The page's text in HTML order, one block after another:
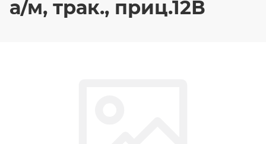
а/м, трак., приц.12В